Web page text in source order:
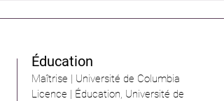
Éducation
Maîtrise | Université de Columbia
Licence | Éducation, Université de